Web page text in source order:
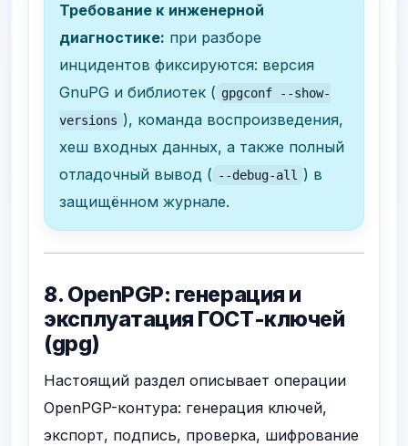
Требование к инженерной
диагностике: при разборе
инцидентов фиксируются: версия
GnuPG и библиотек ( gpgconf --show-
versions ), команда воспроизведения,
хеш входных данных, а также полный
отладочный вывод ( --debug-all
) в
защищённом журнале.
8. OpenPGP: генерация и
эксплуатация ГОСТ-ключей
(gpg)
Настоящий раздел описывает операции
OpenPGP-контура: генерация ключей,
экспорт, подпись, проверка, шифрование